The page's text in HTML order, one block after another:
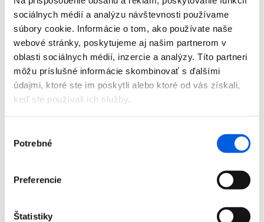
sociálnych médií a analýzu návštevnosti používame
súbory cookie. Informácie o tom, ako používate naše
webové stránky, poskytujeme aj našim partnerom v
oblasti sociálnych médií, inzercie a analýzy. Títo partneri
môžu príslušné informácie skombinovať s ďalšími
údajmi, ktoré ste im poskytli alebo ktoré od vás získali,
keď ste používali ich služby.
súhlasu
Potrebné
Preferencie
Štatistiky
Doplnky
Výpredaj
Predajne
O nás
Detail produktu
Domov
Pulóver pánsky - Tom Tailor